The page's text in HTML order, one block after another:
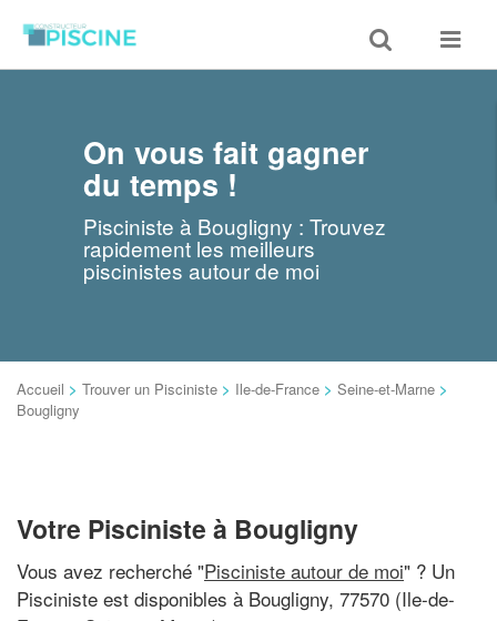
Toggle
search
Toggle
On vous fait gagner
du temps !
Pisciniste à Bougligny : Trouvez
rapidement les meilleurs
piscinistes autour de moi
Accueil > Trouver un Pisciniste > Ile-de-France > Seine-et-Marne >
Bougligny
Votre Pisciniste à Bougligny
Vous avez recherché "Pisciniste autour de moi" ? Un
Pisciniste est disponibles à Bougligny, 77570 (Ile-de-